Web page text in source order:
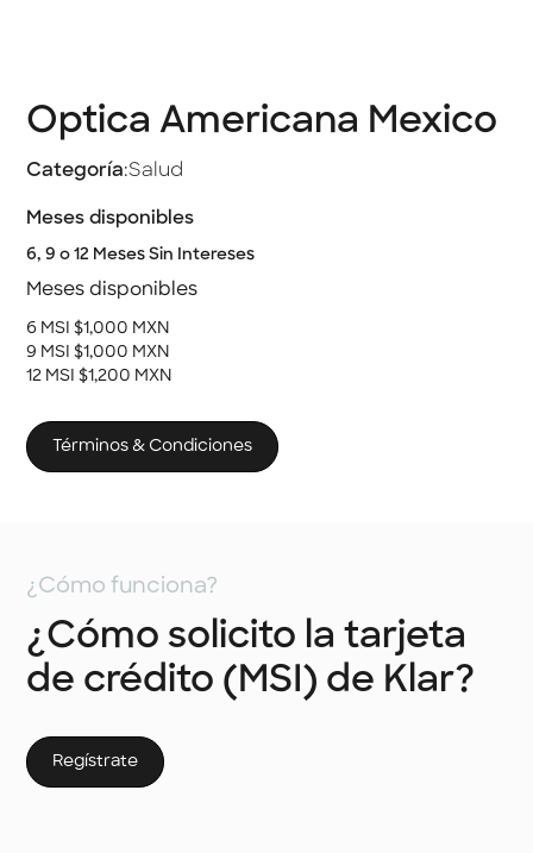
Optica Americana Mexico
Categoría:Salud
Meses disponibles
6, 9 o 12 Meses Sin Intereses
Meses disponibles
6 MSI $1,000 MXN
9 MSI $1,000 MXN
12 MSI $1,200 MXN
Términos & Condiciones
¿Cómo funciona?
¿Cómo solicito la tarjeta
de crédito (MSI) de Klar?
Regístrate